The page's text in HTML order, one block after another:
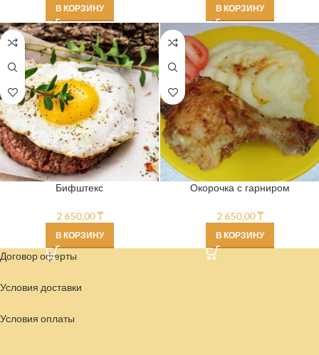
В КОРЗИНУ В КОРЗИНУ
Бифштекс
2 650,00₸
В КОРЗИНУ
Окорочка с гарниром
2 650,00₸
В КОРЗИНУ
Договор оферты
Условия доставки
Условия оплаты